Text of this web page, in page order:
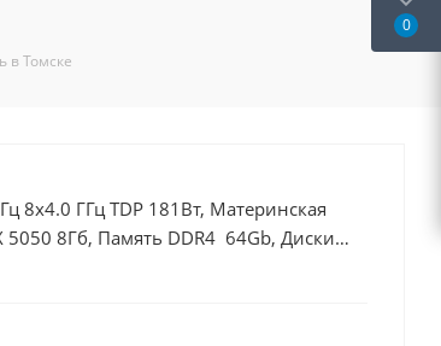
в Томске
8x4.0 ГГц TDP 181Вт, Материнская
5050 8Гб, Память DDR4 64Gb, Диски
0